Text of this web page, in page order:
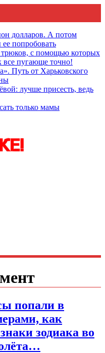
долларов. А потом
попробовать
с помощью которых
все пугающе точно!
Путь от Харьковского
лучше присесть, ведь
только мамы
попали в
как
зодиака во